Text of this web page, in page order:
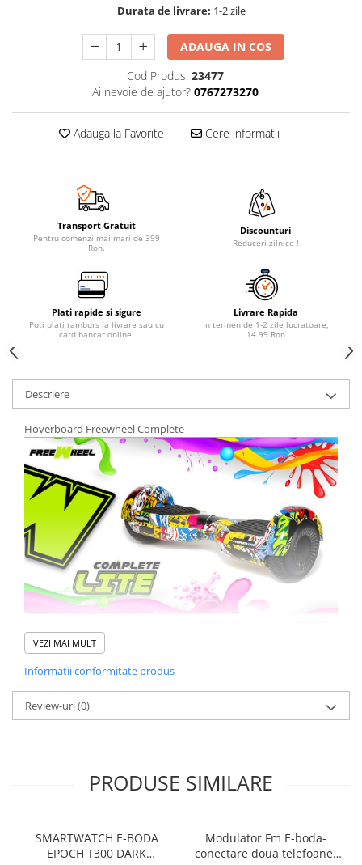
Durata de livrare: 1-2 zile
ADAUGA IN COS
Cod Produs: 23477
Ai nevoie de ajutor? 0767273270
Adauga la Favorite Cere informatii
Transport Gratuit
Pentru comenzi mai mari de 399
Ron.
Discounturi
Reduceri zilnice !
Plati rapide si sigure
Poti plati ramburs la livrare sau cu
card bancar online.
Livrare Rapida
In termen de 1-2 zile lucratoare,
14.99 Ron
Descriere
Hoverboard Freewheel Complete
VEZI MAI MULT
Informatii conformitate produs
Review-uri(0)
PRODUSE SIMILARE
SMARTWATCH E-BODA
EPOCH T300 DARK
Modulator Fm E-boda-
conectare doua telefoane,